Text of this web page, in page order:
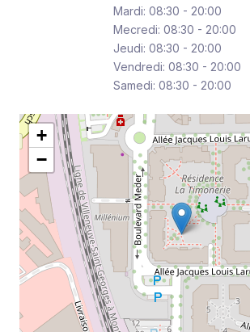
Mardi: 08:30 - 20:00
Mecredi: 08:30 - 20:00
Jeudi: 08:30 - 20:00
Vendredi: 08:30 - 20:00
Samedi: 08:30 - 20:00
+
−